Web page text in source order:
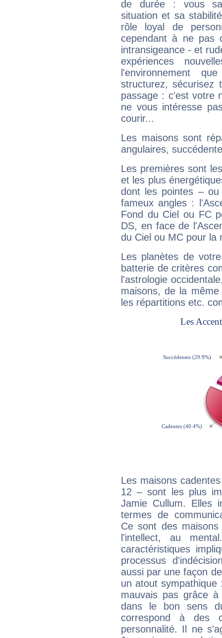
de durée : vous
situation et sa
rôle loyal de
cependant à ne pas
intransigeance - et
expériences
l'environnement
structurez, sécurisez
passage : c'est votre
ne vous intéresse
courir...
Les maisons sont
angulaires,
Les premières sont
et les plus
dont les pointes –
fameux angles :
Fond du Ciel ou FC
DS, en face de
du Ciel ou MC pour la
Les planètes de
batterie de critères
l'astrologie
maisons, de la
les répartitions etc.
Les maisons
12 – sont les plus
Jamie Cullum. Elles
termes de
Ce sont des
l'intellect, au
caractéristiques
processus
aussi par une façon
un atout
mauvais pas grâce
dans le bon sens
correspond à des
personnalité. Il ne